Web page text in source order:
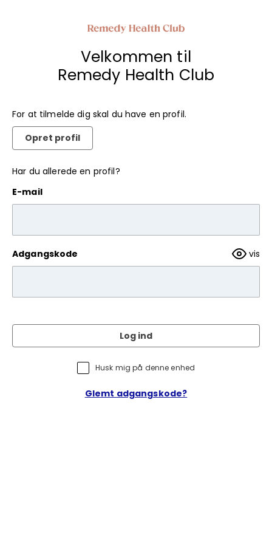
Velkommen til
Remedy Health Club
For at tilmelde dig skal du have en profil.
Opret profil
Har du allerede en profil?
E-mail
Adgangskode vis
Log ind
Husk mig på denne enhed
Glemt adgangskode?